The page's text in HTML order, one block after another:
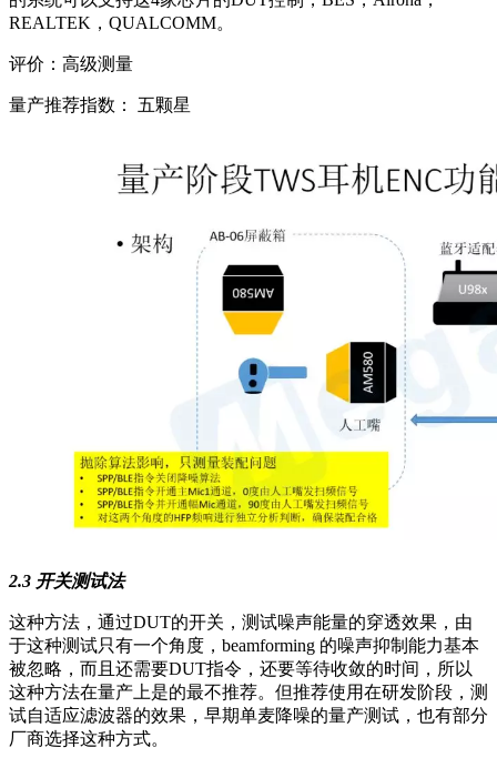
REALTEK，QUALCOMM。
评价：高级测量
量产推荐指数： 五颗星
2.3 开关测试法
这种方法，通过DUT的开关，测试噪声能量的穿透效果，由
于这种测试只有一个角度，beamforming 的噪声抑制能力基本
被忽略，而且还需要DUT指令，还要等待收敛的时间，所以
这种方法在量产上是的最不推荐。但推荐使用在研发阶段，测
试自适应滤波器的效果，早期单麦降噪的量产测试，也有部分
厂商选择这种方式。